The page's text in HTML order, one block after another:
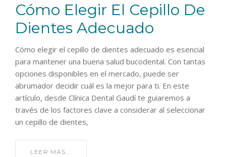
Cómo Elegir El Cepillo De
Dientes Adecuado
Cómo elegir el cepillo de dientes adecuado es esencial
para mantener una buena salud bucodental. Con tantas
opciones disponibles en el mercado, puede ser
abrumador decidir cuál es la mejor para ti. En este
artículo, desde Clínica Dental Gaudí te guiaremos a
través de los factores clave a considerar al seleccionar
un cepillo de dientes,
LEER MÁS...